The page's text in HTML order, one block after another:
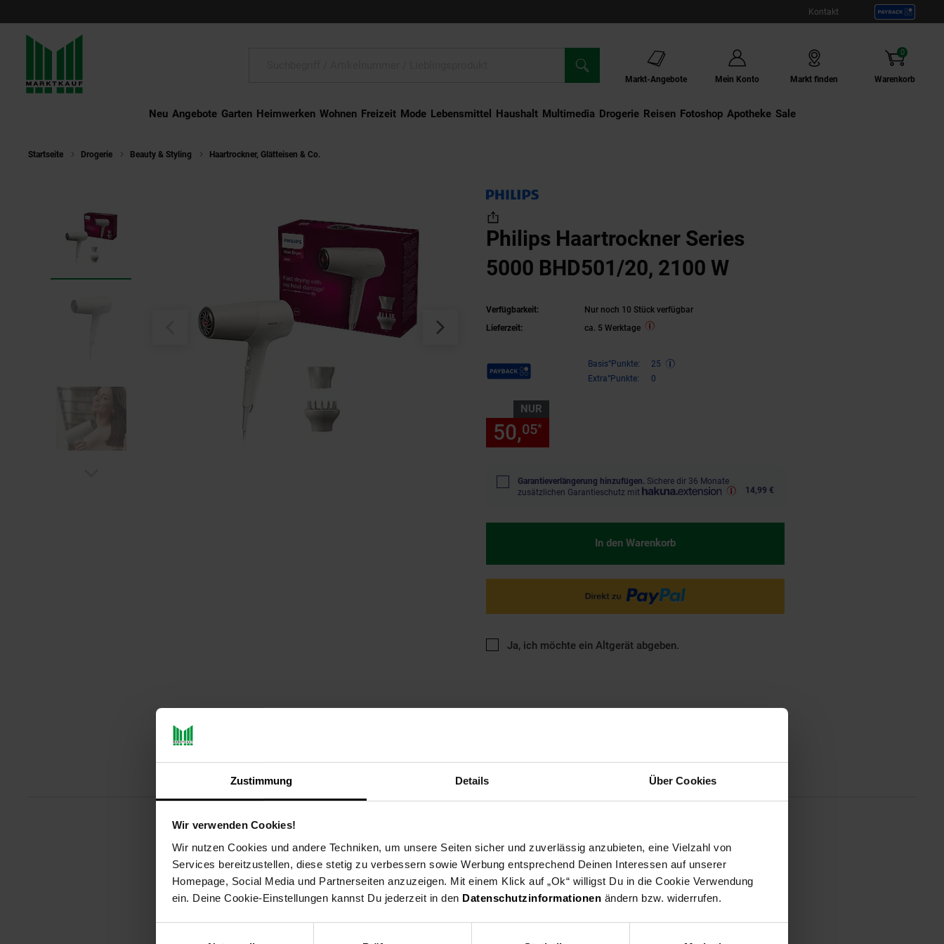
Zustimmung Details Über Cookies
Wir verwenden Cookies!
Wir nutzen Cookies und andere Techniken, um unsere Seiten sicher und zuverlässig anzubieten, eine Vielzahl von
Services bereitzustellen, diese stetig zu verbessern sowie Werbung entsprechend Deinen Interessen auf unserer
Homepage, Social Media und Partnerseiten anzuzeigen. Mit einem Klick auf „Ok“ willigst Du in die Cookie Verwendung
ein. Deine Cookie-Einstellungen kannst Du jederzeit in den Datenschutzinformationen ändern bzw. widerrufen.
Kontakt
Markt-Angebote Mein Konto Markt finden Warenkorb
0
Artikel
Neu Angebote Garten Heimwerken Wohnen Freizeit Mode Lebensmittel Haushalt Multimedia Drogerie Externer Link:
Reisen Externer Link:
Fotoshop Externer Link:
Apotheke Sale
Startseite Drogerie Beauty & Styling Haartrockner, Glätteisen & Co.
Philips Haartrockner Series
5000 BHD501/20, 2100 W
Verfügbarkeit:
Nur noch 10 Stück verfügbar
Lieferzeit:
ca. 5 Werktage
Payback Punkte Basis°Punkte:
25
Extra°Punkte:
0
NUR
50,05*
Garantieverlängerung hinzufügen. Sichere dir 36 Monate
zusätzlichen Garantieschutz mit
14,99 €
In den Warenkorb
Ja, ich möchte ein Altgerät abgeben.
Produktbeschreibung Versandinformationen Altgeräterücknahme
gestylte Haare. Durch die ThermoShield Technologie mit Überhitzungssensor kontrolliert er die Lufttemperatur aktiv und ermöglicht
einen ultimativen Schutz vor Hitzeschäden. Um den Glanz der Haare zu intensivieren, verfügt das Gerät über eine 4-fache
Ionisierungsfunktion. Mit seiner hohen Leistung von 2.100 W und dem starken Luftstrom trocknet es die Haare in nur fünf Minuten.
Dank der Kaltluftstufe lässt sich das Styling mit intensiver Kaltluft fixieren. Für ein personalisiertes und präzises Styling ist der
Artikelnummer: 3094608000